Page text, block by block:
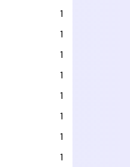
1
1
1
1
1
1
1
1